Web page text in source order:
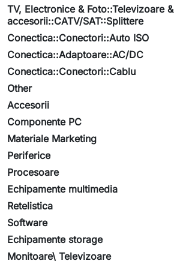
TV, Electronice & Foto::Televizoare &
accesorii::CATV/SAT::Splittere
Conectica::Conectori::Auto ISO
Conectica::Adaptoare::AC/DC
Conectica::Conectori::Cablu
Other
Accesorii
Componente PC
Materiale Marketing
Periferice
Procesoare
Echipamente multimedia
Retelistica
Software
Echipamente storage
Monitoare\ Televizoare